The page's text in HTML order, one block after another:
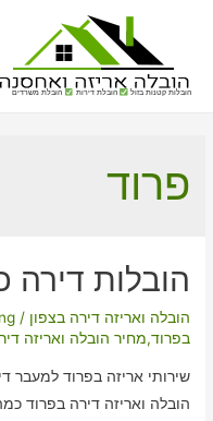
הובלות קטנות בזול הובלת דירות הובלת משרדים
פרוד
הובלות דירה
הובלה ואריזה דירה בצפון /
בפרוד,מחיר הובלה ואריזה
שירותי אריזה בפרוד למעבר